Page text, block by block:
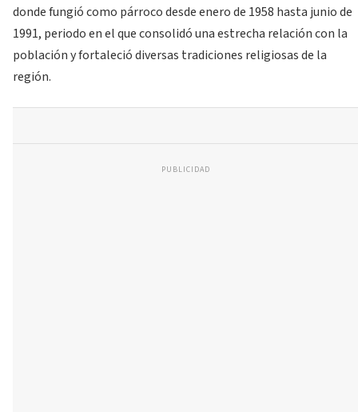
donde fungió como párroco desde enero de 1958 hasta junio de
1991, periodo en el que consolidó una estrecha relación con la
población y fortaleció diversas tradiciones religiosas de la
región.
PUBLICIDAD